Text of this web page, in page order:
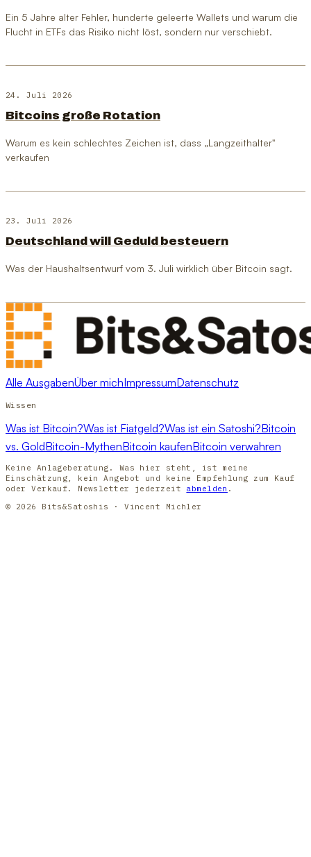
Ein 5 Jahre alter Fehler, hunderte geleerte Wallets und warum die
Flucht in ETFs das Risiko nicht löst, sondern nur verschiebt.
24. Juli 2026
Bitcoins große Rotation
Warum es kein schlechtes Zeichen ist, dass „Langzeithalter"
verkaufen
23. Juli 2026
Deutschland will Geduld besteuern
Was der Haushaltsentwurf vom 3. Juli wirklich über Bitcoin sagt.
Alle AusgabenÜber michImpressumDatenschutz
Wissen
Was ist Bitcoin?Was ist Fiatgeld?Was ist ein Satoshi?Bitcoin
vs. GoldBitcoin-MythenBitcoin kaufenBitcoin verwahren
Keine Anlageberatung. Was hier steht, ist meine
Einschätzung, kein Angebot und keine Empfehlung zum Kauf
oder Verkauf. Newsletter jederzeit abmelden .
© 2026 Bits&Satoshis · Vincent Michler